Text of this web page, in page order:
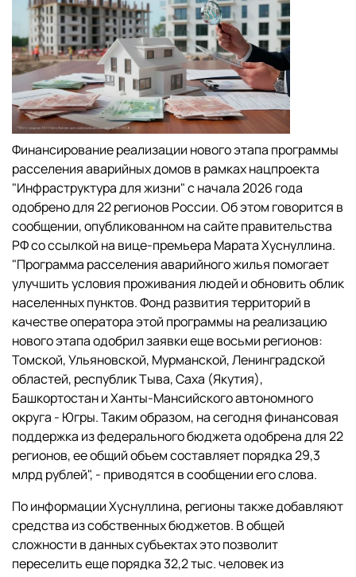
Финансирование реализации нового этапа программы
расселения аварийных домов в рамках нацпроекта
"Инфраструктура для жизни" с начала 2026 года
одобрено для 22 регионов России. Об этом говорится в
сообщении, опубликованном на сайте правительства
РФ со ссылкой на вице-премьера Марата Хуснуллина.
"Программа расселения аварийного жилья помогает
улучшить условия проживания людей и обновить облик
населенных пунктов. Фонд развития территорий в
качестве оператора этой программы на реализацию
нового этапа одобрил заявки еще восьми регионов:
Томской, Ульяновской, Мурманской, Ленинградской
областей, республик Тыва, Саха (Якутия),
Башкортостан и Ханты-Мансийского автономного
округа - Югры. Таким образом, на сегодня финансовая
поддержка из федерального бюджета одобрена для 22
регионов, ее общий объем составляет порядка 29,3
млрд рублей", - приводятся в сообщении его слова.
По информации Хуснуллина, регионы также добавляют
средства из собственных бюджетов. В общей
сложности в данных субъектах это позволит
переселить еще порядка 32,2 тыс. человек из